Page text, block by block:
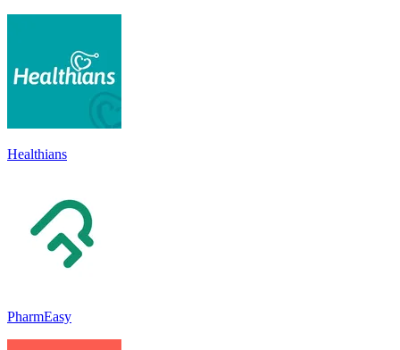
Healthians
PharmEasy